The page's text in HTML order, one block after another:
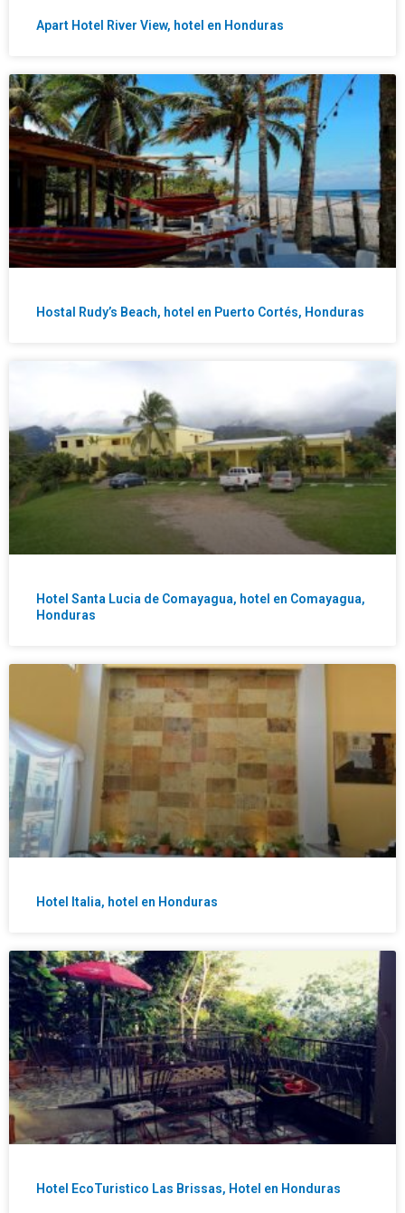
Apart Hotel River View, hotel en Honduras
Hostal Rudy’s Beach, hotel en Puerto Cortés, Honduras
Hotel Santa Lucia de Comayagua, hotel en Comayagua,
Honduras
Hotel Italia, hotel en Honduras
Hotel EcoTuristico Las Brissas, Hotel en Honduras